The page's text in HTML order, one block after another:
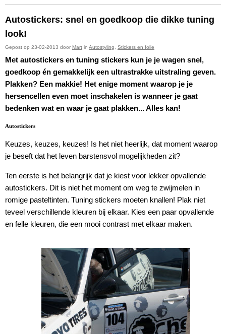
Autostickers: snel en goedkoop die dikke tuning
look!
Gepost op 23-02-2013 door Mart in Autostyling Stickers en folie
Met autostickers en tuning stickers kun je je wagen snel,
goedkoop én gemakkelijk een ultrastrakke uitstraling geven.
Plakken? Een makkie! Het enige moment waarop je je
hersencellen even moet inschakelen is wanneer je gaat
bedenken wat en waar je gaat plakken... Alles kan!
Autostickers
Keuzes, keuzes, keuzes! Is het niet heerlijk, dat moment waarop
je beseft dat het leven barstensvol mogelijkheden zit?
Ten eerste is het belangrijk dat je kiest voor lekker opvallende
autostickers. Dit is niet het moment om weg te zwijmelen in
romige pasteltinten. Tuning stickers moeten knallen! Plak niet
teveel verschillende kleuren bij elkaar. Kies een paar opvallende
en felle kleuren, die een mooi contrast met elkaar maken.